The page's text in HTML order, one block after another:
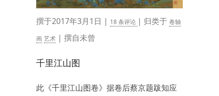
撰于2017年3月1日 | 18 条评论 | 归类于 卷轴
画 艺术 | 撰自未曾
千里江山图
此《千里江山图卷》据卷后蔡京题跋知应